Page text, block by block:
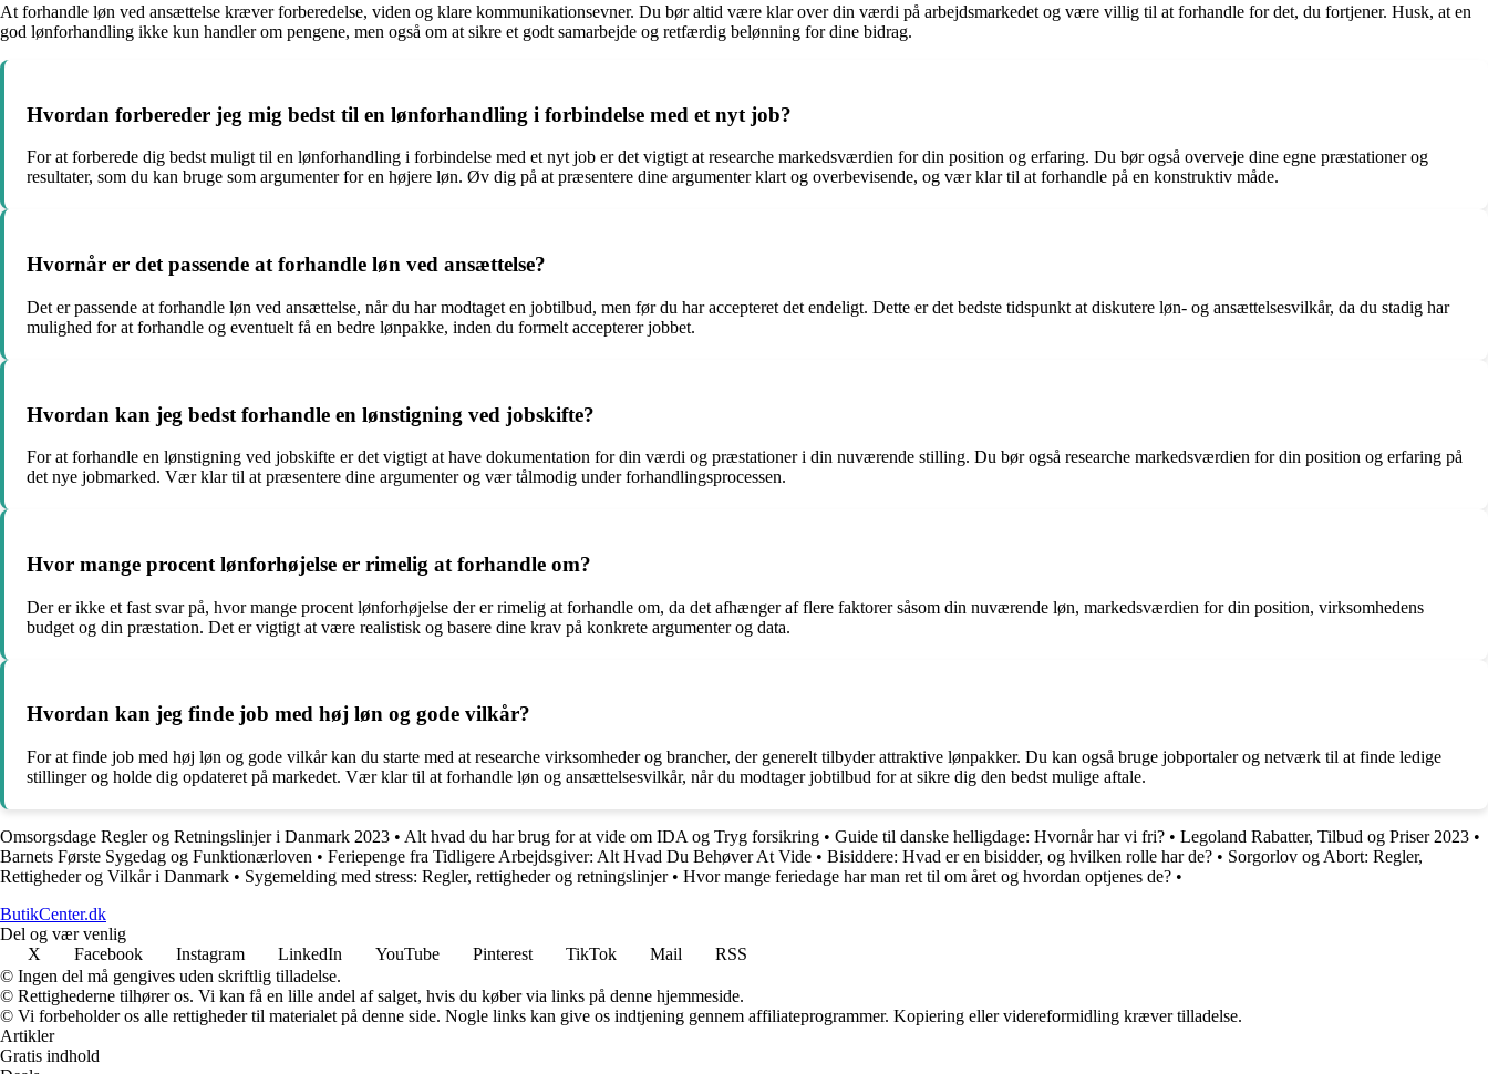
At forhandle løn ved ansættelse kræver forberedelse, viden og klare kommunikationsevner. Du bør altid være klar over din værdi på arbejdsmarkedet og være villig til at forhandle for det, du fortjener. Husk, at en
god lønforhandling ikke kun handler om pengene, men også om at sikre et godt samarbejde og retfærdig belønning for dine bidrag.
Hvordan forbereder jeg mig bedst til en lønforhandling i forbindelse med et nyt job?
For at forberede dig bedst muligt til en lønforhandling i forbindelse med et nyt job er det vigtigt at researche markedsværdien for din position og erfaring. Du bør også overveje dine egne præstationer og
resultater, som du kan bruge som argumenter for en højere løn. Øv dig på at præsentere dine argumenter klart og overbevisende, og vær klar til at forhandle på en konstruktiv måde.
Hvornår er det passende at forhandle løn ved ansættelse?
Det er passende at forhandle løn ved ansættelse, når du har modtaget en jobtilbud, men før du har accepteret det endeligt. Dette er det bedste tidspunkt at diskutere løn- og ansættelsesvilkår, da du stadig har
mulighed for at forhandle og eventuelt få en bedre lønpakke, inden du formelt accepterer jobbet.
Hvordan kan jeg bedst forhandle en lønstigning ved jobskifte?
For at forhandle en lønstigning ved jobskifte er det vigtigt at have dokumentation for din værdi og præstationer i din nuværende stilling. Du bør også researche markedsværdien for din position og erfaring på
det nye jobmarked. Vær klar til at præsentere dine argumenter og vær tålmodig under forhandlingsprocessen.
Hvor mange procent lønforhøjelse er rimelig at forhandle om?
Der er ikke et fast svar på, hvor mange procent lønforhøjelse der er rimelig at forhandle om, da det afhænger af flere faktorer såsom din nuværende løn, markedsværdien for din position, virksomhedens
budget og din præstation. Det er vigtigt at være realistisk og basere dine krav på konkrete argumenter og data.
Hvordan kan jeg finde job med høj løn og gode vilkår?
For at finde job med høj løn og gode vilkår kan du starte med at researche virksomheder og brancher, der generelt tilbyder attraktive lønpakker. Du kan også bruge jobportaler og netværk til at finde ledige
stillinger og holde dig opdateret på markedet. Vær klar til at forhandle løn og ansættelsesvilkår, når du modtager jobtilbud for at sikre dig den bedst mulige aftale.
Omsorgsdage Regler og Retningslinjer i Danmark 2023 • Alt hvad du har brug for at vide om IDA og Tryg forsikring • Guide til danske helligdage: Hvornår har vi fri? • Legoland Rabatter, Tilbud og Priser 2023 •
Barnets Første Sygedag og Funktionærloven • Feriepenge fra Tidligere Arbejdsgiver: Alt Hvad Du Behøver At Vide • Bisiddere: Hvad er en bisidder, og hvilken rolle har de? • Sorgorlov og Abort: Regler,
Rettigheder og Vilkår i Danmark • Sygemelding med stress: Regler, rettigheder og retningslinjer• Hvor mange feriedage har man ret til om året og hvordan optjenes de? •
ButikCenter.dk
Del og vær venlig
X
Facebook Instagram LinkedIn YouTube Pinterest TikTok Mail
RSS
© Ingen del må gengives uden skriftlig tilladelse.
© Rettighederne tilhører os. Vi kan få en lille andel af salget, hvis du køber via links på denne hjemmeside.
© Vi forbeholder os alle rettigheder til materialet på denne side. Nogle links kan give os indtjening gennem affiliateprogrammer. Kopiering eller videreformidling kræver tilladelse.
Artikler
Gratis indhold